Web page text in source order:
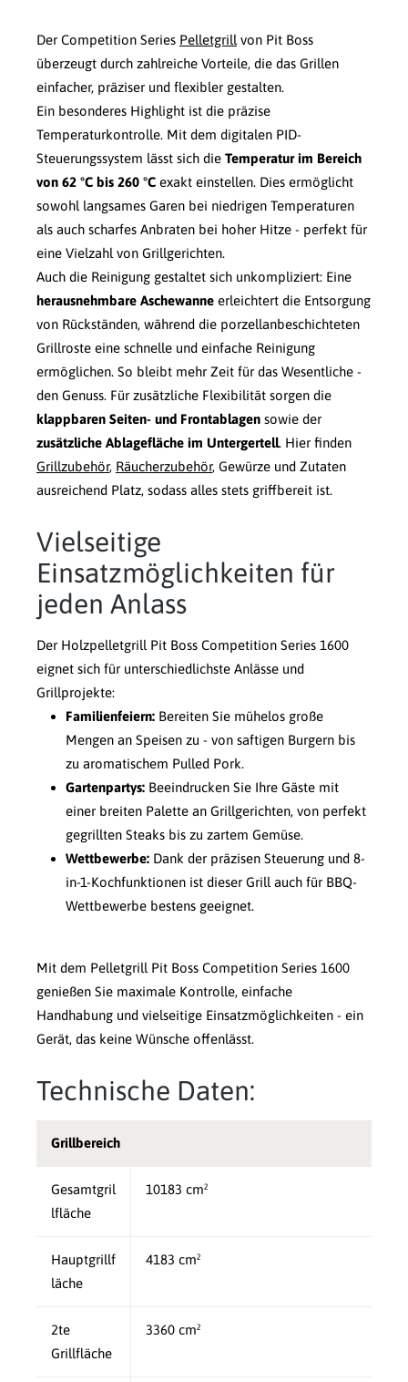
Der Competition Series Pelletgrill von Pit Boss
überzeugt durch zahlreiche Vorteile, die das Grillen
einfacher, präziser und flexibler gestalten.
Ein besonderes Highlight ist die präzise
Temperaturkontrolle. Mit dem digitalen PID-
Steuerungssystem lässt sich die Temperatur im Bereich
von 62 °C bis 260 °C exakt einstellen. Dies ermöglicht
sowohl langsames Garen bei niedrigen Temperaturen
als auch scharfes Anbraten bei hoher Hitze - perfekt für
eine Vielzahl von Grillgerichten.
Auch die Reinigung gestaltet sich unkompliziert: Eine
herausnehmbare Aschewanne erleichtert die Entsorgung
von Rückständen, während die porzellanbeschichteten
Grillroste eine schnelle und einfache Reinigung
ermöglichen. So bleibt mehr Zeit für das Wesentliche -
den Genuss. Für zusätzliche Flexibilität sorgen die
klappbaren Seiten- und Frontablagen sowie der
zusätzliche Ablagefläche im Untergertell. Hier finden
Grillzubehör, Räucherzubehör, Gewürze und Zutaten
ausreichend Platz, sodass alles stets griffbereit ist.
Vielseitige
Einsatzmöglichkeiten für
jeden Anlass
Der Holzpelletgrill Pit Boss Competition Series 1600
eignet sich für unterschiedlichste Anlässe und
Grillprojekte:
Familienfeiern: Bereiten Sie mühelos große
Mengen an Speisen zu - von saftigen Burgern bis
zu aromatischem Pulled Pork.
Gartenpartys: Beeindrucken Sie Ihre Gäste mit
einer breiten Palette an Grillgerichten, von perfekt
gegrillten Steaks bis zu zartem Gemüse.
Wettbewerbe: Dank der präzisen Steuerung und 8-
in-1-Kochfunktionen ist dieser Grill auch für BBQ-
Wettbewerbe bestens geeignet.
Mit dem Pelletgrill Pit Boss Competition Series 1600
genießen Sie maximale Kontrolle, einfache
Handhabung und vielseitige Einsatzmöglichkeiten - ein
Gerät, das keine Wünsche offenlässt.
Technische Daten:
Grillbereich
Gesamtgril
lfläche
10183 cm²
Hauptgrillf
läche
4183 cm²
2te
Grillfläche
3360 cm²